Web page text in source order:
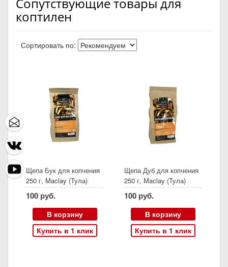
коптилен
Сортировать по:
Щепа Бук для копчения
250 г, Maclay (Тула)
100 руб.
В корзину
Купить в 1 клик
Щепа Дуб для копчения
250 г, Maclay (Тула)
100 руб.
В корзину
Купить в 1 клик